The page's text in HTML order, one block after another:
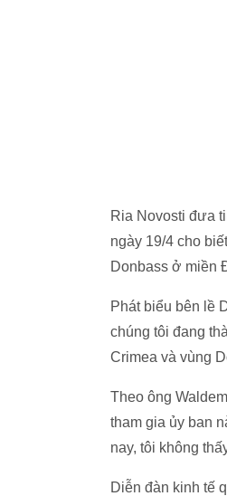
Ria Novosti đưa
ngày 19/4 cho
Donbass ở miền
Phát biểu bên lề
chúng tôi đang
Crimea và vùng
Theo ông
tham gia ủy ban
nay, tôi không
Diễn đàn kinh tế